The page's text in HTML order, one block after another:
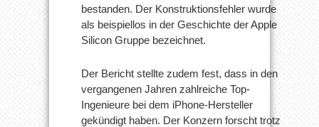
bestanden. Der Konstruktionsfehler wurde
als beispiellos in der Geschichte der Apple
Silicon Gruppe bezeichnet.
Der Bericht stellte zudem fest, dass in den
vergangenen Jahren zahlreiche Top-
Ingenieure bei dem iPhone-Hersteller
gekündigt haben. Der Konzern forscht trotz